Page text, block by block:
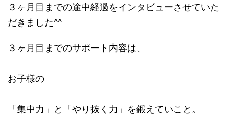
３ヶ月目までの途中経過をインタビューさせていた
だきました^^
３ヶ月目までのサポート内容は、
お子様の
「集中力」と「やり抜く力」を鍛えていこと。